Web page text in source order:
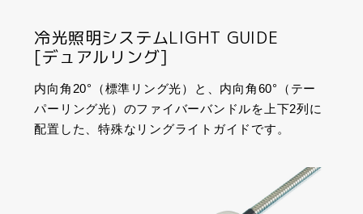
冷光照明システムLIGHT GUIDE
[デュアルリング]
内向角20°（標準リング光）と、内向角60°（テー
パーリング光）のファイバーバンドルを上下2列に
配置した、特殊なリングライトガイドです。